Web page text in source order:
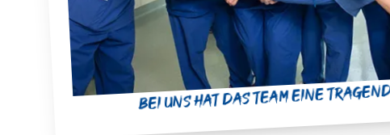
Bei uns hat das Team eine